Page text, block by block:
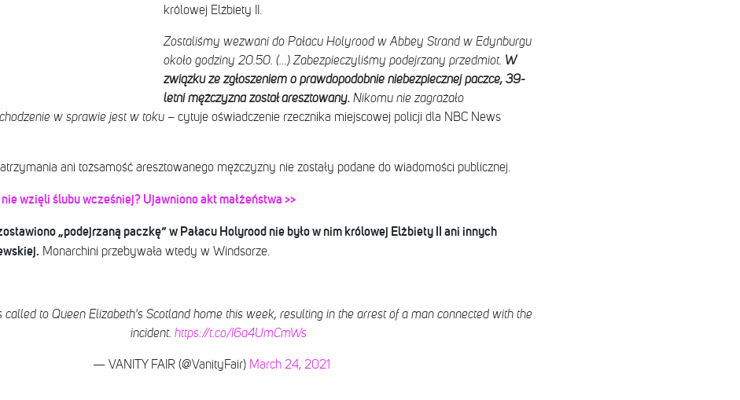
królowej Elżbiety II.
Zostaliśmy wezwani do Pałacu Holyrood w Abbey Strand w Edynburgu
około godziny 20.50. (…) Zabezpieczyliśmy podejrzany przedmiot. W
związku ze zgłoszeniem o prawdopodobnie niebezpiecznej paczce, 39-
letni mężczyzna został aresztowany. Nikomu nie zagrażało
w sprawie jest w toku – cytuje oświadczenie rzecznika miejscowej policji dla NBC News
ani tożsamość aresztowanego mężczyzny nie zostały podane do wiadomości publicznej.
wzięli ślubu wcześniej? Ujawniono akt małżeństwa >>
„podejrzaną paczkę” w Pałacu Holyrood nie było w nim królowej Elżbiety II ani innych
Monarchini przebywała wtedy w Windsorze.
called to Queen Elizabeth's Scotland home this week, resulting in the arrest of a man connected with the
incident. https://t.co/I6a4UmCmWs
— VANITY FAIR (@VanityFair) March 24, 2021